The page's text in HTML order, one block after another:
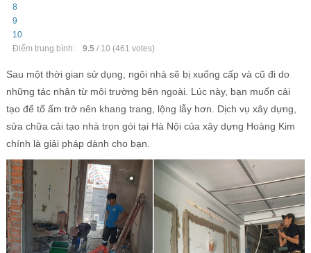
8
9
10
Điểm trung bình:
9.5/ 10 (461 votes)
Sau một thời gian sử dụng, ngôi nhà sẽ bị xuống cấp và cũ đi do
những tác nhân từ môi trường bên ngoài. Lúc này, bạn muốn cải
tạo để tổ ấm trở nên khang trang, lộng lẫy hơn. Dịch vụ xây dựng,
sửa chữa cải tạo nhà trọn gói tại Hà Nội của xây dựng Hoàng Kim
chính là giải pháp dành cho bạn.